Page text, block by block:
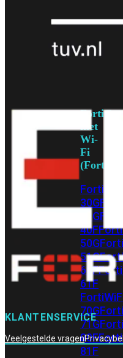
Alles
bekijken
met
Wi-
Fi
FortiWiFi
30G
31G
40F
50G
51G
60F
61F
70G
71G
80F
81F
KLANTENSERVICE
Veelgestelde vragen